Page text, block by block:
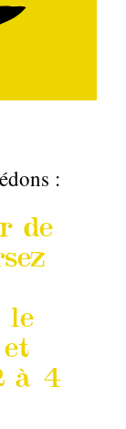
:
de
le
à 4